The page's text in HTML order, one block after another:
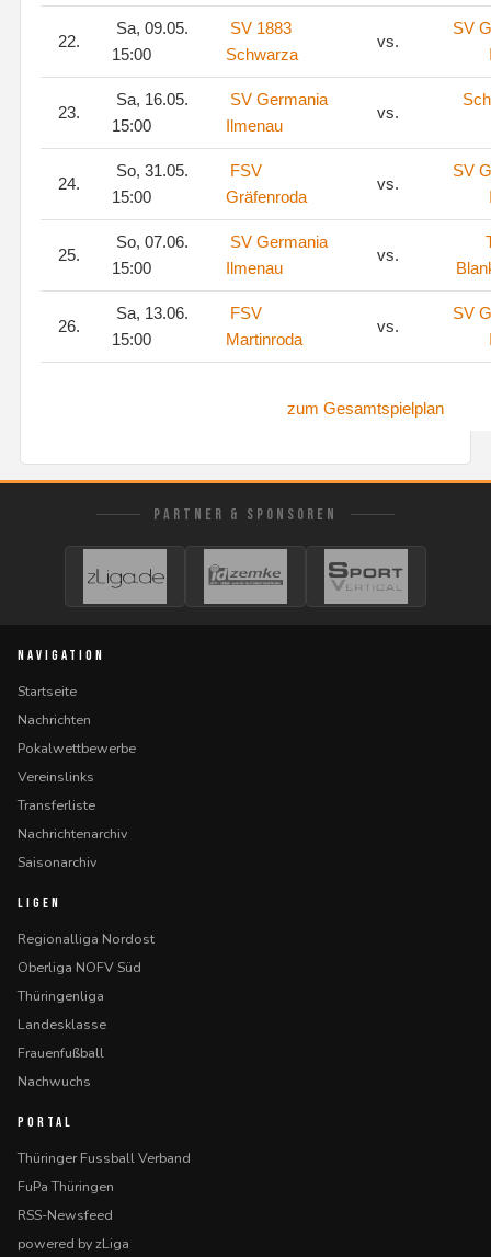
22.
Sa, 09.05.
15:00
SV 1883
Schwarza
vs.
SV
23.
Sa, 16.05.
15:00
SV Germania
Ilmenau
vs.
24.
So, 31.05.
15:00
FSV
Gräfenroda
vs.
SV
25.
So, 07.06.
15:00
SV Germania
Ilmenau
vs.
26.
Sa, 13.06.
15:00
FSV
Martinroda
vs.
SV
zum Gesamtspielplan
PARTNER & SPONSOREN
NAVIGATION
Startseite
Nachrichten
Pokalwettbewerbe
Vereinslinks
Transferliste
Nachrichtenarchiv
Saisonarchiv
LIGEN
Regionalliga Nordost
Oberliga NOFV Süd
Thüringenliga
Landesklasse
Frauenfußball
Nachwuchs
PORTAL
Thüringer Fussball Verband
FuPa Thüringen
RSS-Newsfeed
powered by zLiga